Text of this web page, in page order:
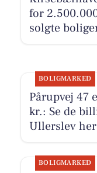
for
solgte
BOLIGMARKED
Pårupvej 47
kr.: Se de
Ullerslev her
BOLIGMARKED